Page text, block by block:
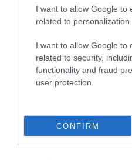
I want to allow Google to
related to personalization.
I want to allow Google to
related to security,
functionality and fraud
user protection.
CONFIRM
12 kutyapanziót tesztelt
A Szupermenta programban
A 12 budapesti és Pest
ellenőrök az…